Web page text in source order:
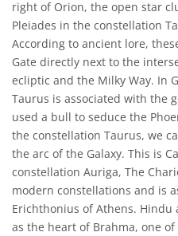
right of Orion, the open star
Pleiades in the constellation
According to ancient lore,
Gate directly next to the
ecliptic and the Milky Way. In
Taurus is associated with the
used a bull to seduce the
the constellation Taurus, we
the arc of the Galaxy. This is
constellation Auriga, The
modern constellations and is
Erichthonius of Athens. Hindu
as the heart of Brahma, one